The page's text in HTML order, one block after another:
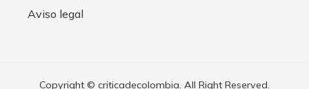
Aviso legal
Copyright © criticadecolombia. All Right Reserved.